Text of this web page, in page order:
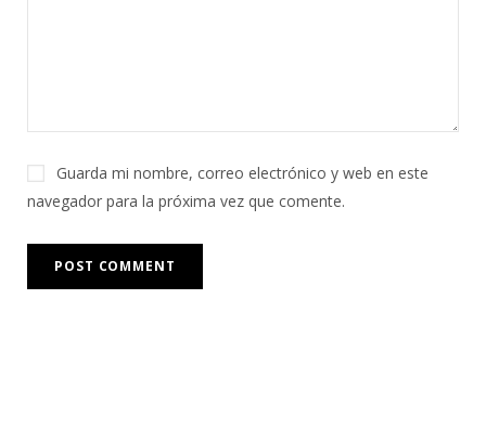
Guarda mi nombre, correo electrónico y web en este
navegador para la próxima vez que comente.